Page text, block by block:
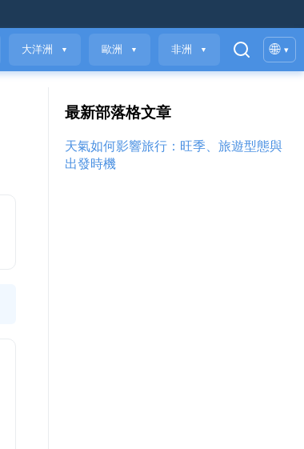
大洋洲 ▼ 歐洲 ▼ 非洲 ▼ 🌐 ▾
最新部落格文章
天氣如何影響旅行：旺季、旅遊型態與
出發時機